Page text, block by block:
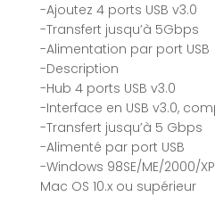
-Ajoutez 4 ports USB v3.0
-Transfert jusqu’à 5Gbps
-Alimentation par port USB
-Description
-Hub 4 ports USB v3.0
-Interface en USB v3.0,
-Transfert jusqu’à 5 Gbps
-Alimenté par port USB
-Windows 98SE/ME/2000/
Mac OS 10.x ou supérieur